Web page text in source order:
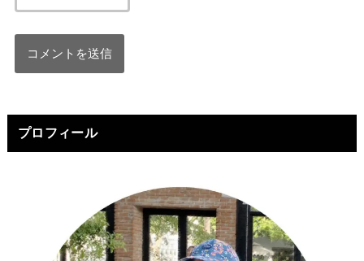
プロフィール